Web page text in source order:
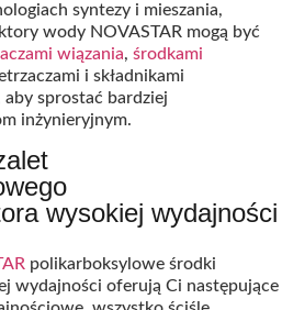
syntezy i mieszania,
wody NOVASTAR mogą być
wiązania, środkami
i składnikami
sprostać bardziej
inżynieryjnym.
wysokiej wydajności
polikarboksylowe środki
wydajności oferują Ci następujące